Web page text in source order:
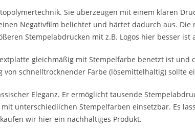
Sie überzeugen mit einem klaren
Negativfilm belichtet und härtet dadurch aus.
Stempelabdrucken mit z.B. Logos hier besser
gleichmäßig mit Stempelfarbe benetzt ist
schnelltrocknender Farbe (lösemittelhaltig) sollte
Eleganz. Er ermöglicht tausende
unterschiedlichen Stempelfarben einsetzbar. Es
wir hier ein nachhaltiges Produkt.